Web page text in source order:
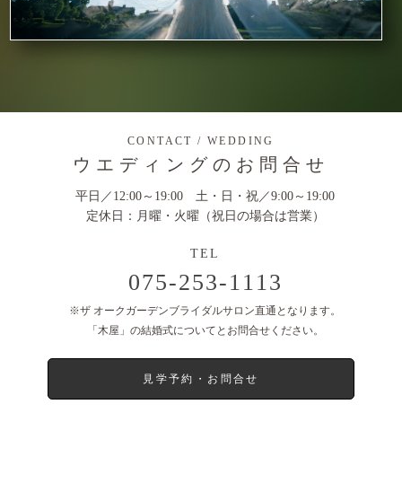
CONTACT / WEDDING
ウエディングのお問合せ
平日／12:00～19:00 土・日・祝／9:00～19:00
定休日：月曜・火曜（祝日の場合は営業）
075-253-1113
※ザ オークガーデンブライダルサロン直通となります。
「木屋」の結婚式についてとお問合せください。
見学予約・お問合せ